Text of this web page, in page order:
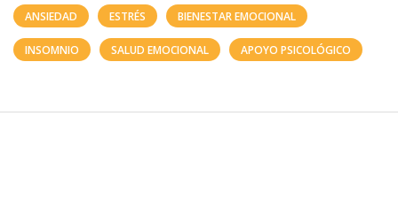
ANSIEDAD ESTRÉS BIENESTAR EMOCIONAL
INSOMNIO SALUD EMOCIONAL APOYO PSICOLÓGICO